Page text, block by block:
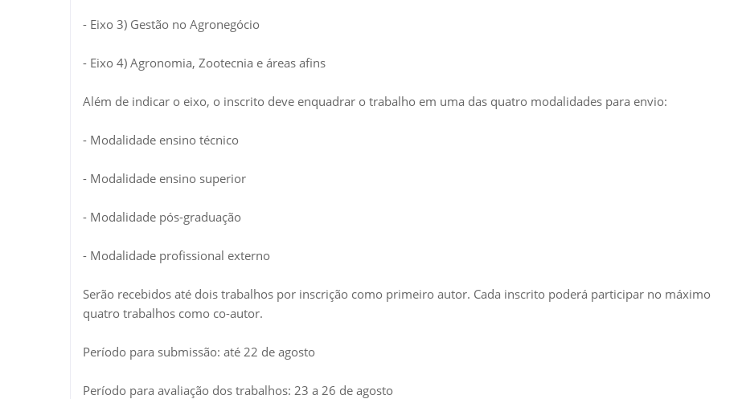
- Eixo 3) Gestão no Agronegócio
- Eixo 4) Agronomia, Zootecnia e áreas afins
Além de indicar o eixo, o inscrito deve enquadrar o trabalho em uma das quatro modalidades para envio:
- Modalidade ensino técnico
- Modalidade ensino superior
- Modalidade pós-graduação
- Modalidade profissional externo
Serão recebidos até dois trabalhos por inscrição como primeiro autor. Cada inscrito poderá participar no máximo
quatro trabalhos como co-autor.
Período para submissão: até 22 de agosto
Período para avaliação dos trabalhos: 23 a 26 de agosto